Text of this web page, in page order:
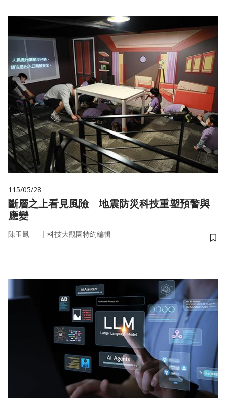
115/05/28
斷層之上看見風險 地震防災科技重塑預警與
應變
陳玉鳳 ｜ 科技大觀園特約編輯
儲